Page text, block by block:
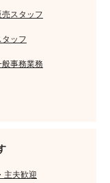
売スタッフ
ッフ
般事務業務
主夫歓迎